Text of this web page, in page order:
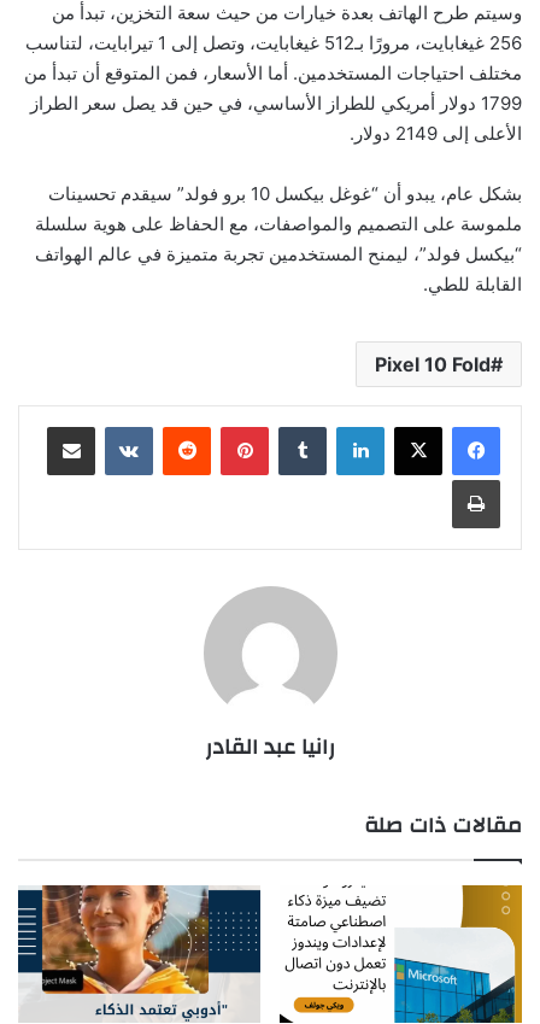
وسيتم طرح الهاتف بعدة خيارات من حيث سعة التخزين، تبدأ من
256 غيغابايت، مرورًا بـ512 غيغابايت، وتصل إلى 1 تيرابايت، لتناسب
مختلف احتياجات المستخدمين. أما الأسعار، فمن المتوقع أن تبدأ من
1799 دولار أمريكي للطراز الأساسي، في حين قد يصل سعر الطراز
الأعلى إلى 2149 دولار
.
بشكل عام، يبدو أن “غوغل بيكسل 10 برو فولد” سيقدم تحسينات
ملموسة على التصميم والمواصفات، مع الحفاظ على هوية سلسلة
“بيكسل فولد”، ليمنح المستخدمين تجربة متميزة في عالم الهواتف
القابلة للطي.
Pixel 10 Fold
لينكدإن بينتيريست مشاركة عبر البريد
طباعة
رانيا عبد القادر
مقالات ذات صلة